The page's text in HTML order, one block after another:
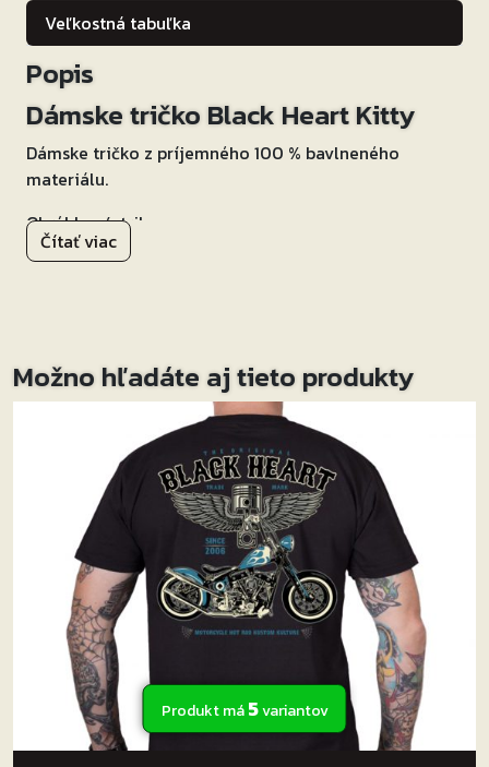
Veľkostná tabuľka
Popis
Dámske tričko Black Heart Kitty
Dámske tričko z príjemného 100 % bavlneného
materiálu.
Okrúhly výstrih.
Vysokokvalitná rebelská potlač.
Čítať viac
Možno hľadáte aj tieto produkty
Produkt má5variantov